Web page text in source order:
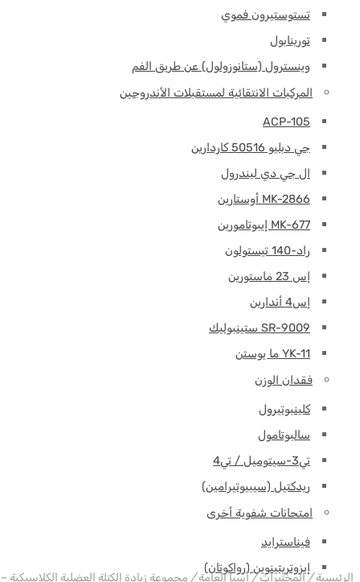
تستوستيرون فموي
تورينابول
وينسترول (ستانوزولول) عن طريق الفم
المركبات الانتقائية لمستقبلات الأندروجين
ACP-105
جي دبليو 50516 كاردارين
ال جي دي ليندرول
MK-2866 أوستارين
MK-677 إيبوتامورين
راد-140 تيستولون
إس 23 ماستورين
إس4 أندارين
SR-9009 ستينبوليك
YK-11 ما يوستن
فقدان الوزن
كلينبوتيرول
سالبوتامول
تي3-سيتوميل / تي4
ريدكتيل (سيبيوتيرامين)
امتحانات شفوية أخرى
فيناسترايد
إيزوتريتينوين (رواكوتان)
حزمة
الرئيسية /المختبرات /آسيا العامة / مجموعة زيادة الكتلة العضلية الكلاسيكية –